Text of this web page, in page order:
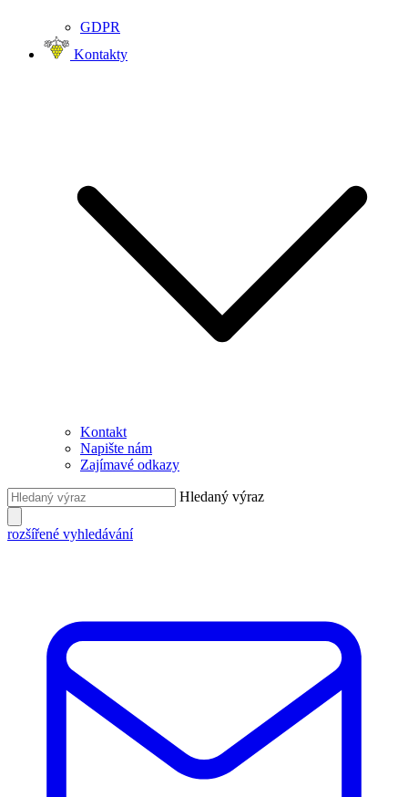
GDPR
Kontakty
Kontakt
Napište nám
Zajímavé odkazy
Hledaný výraz
rozšířené vyhledávání